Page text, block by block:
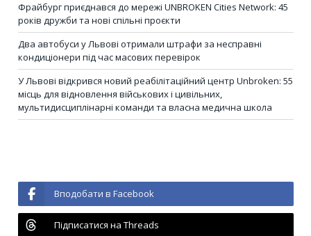
Фрайбург приєднався до мережі UNBROKEN Cities Network: 45
років дружби та нові спільні проєкти
Два автобуси у Львові отримали штрафи за несправні
кондиціонери під час масових перевірок
У Львові відкрився новий реабілітаційний центр Unbroken: 55
місць для відновлення військових і цивільних,
мультидисциплінарні команди та власна медична школа
Вподобати в Facebook
Підписатися на Threads